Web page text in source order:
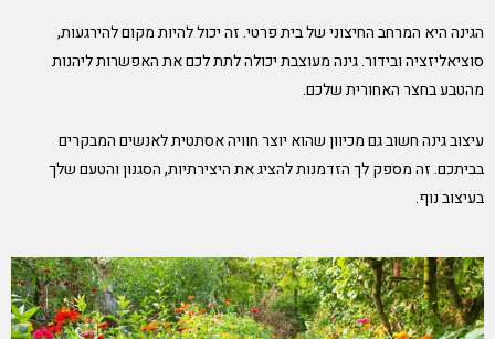
הגינה היא המרחב החיצוני של בית פרטי. זה יכול להיות מקום להירגעות,
סוציאליזציה ובידור. גינה מעוצבת יכולה לתת לכם את האפשרות ליהנות
מהטבע בחצר האחורית שלכם.
עיצוב גינה חשוב גם מכיוון שהוא יוצר חוויה אסתטית לאנשים המבקרים
בביתכם. זה מספק לך הזדמנות להציג את היצירתיות, הסגנון והטעם שלך
בעיצוב נוף.